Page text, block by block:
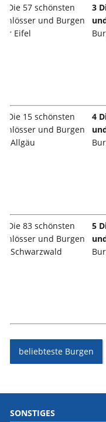
3
4
5
beliebteste Burgen
SONSTIGES